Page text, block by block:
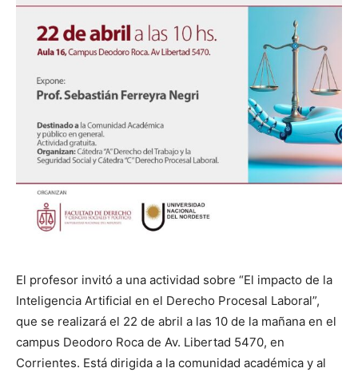
El profesor invitó a una actividad sobre “El impacto de la
Inteligencia Artificial en el Derecho Procesal Laboral”,
que se realizará el 22 de abril a las 10 de la mañana en el
campus Deodoro Roca de Av. Libertad 5470, en
Corrientes. Está dirigida a la comunidad académica y al